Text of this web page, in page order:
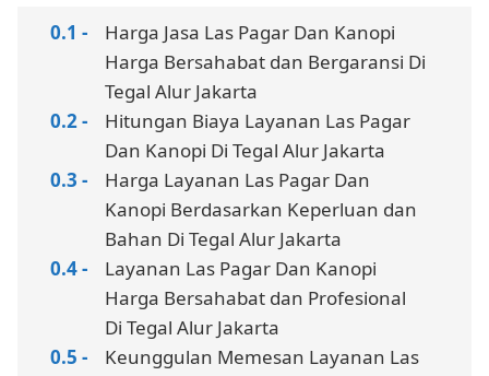
Harga Jasa Las Pagar Dan Kanopi
Harga Bersahabat dan Bergaransi Di
Tegal Alur Jakarta
Hitungan Biaya Layanan Las Pagar
Dan Kanopi Di Tegal Alur Jakarta
Harga Layanan Las Pagar Dan
Kanopi Berdasarkan Keperluan dan
Bahan Di Tegal Alur Jakarta
Layanan Las Pagar Dan Kanopi
Harga Bersahabat dan Profesional
Di Tegal Alur Jakarta
Keunggulan Memesan Layanan Las